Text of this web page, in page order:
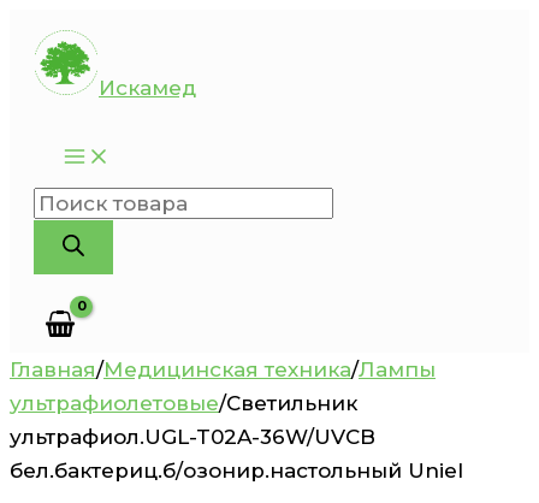
Перейти
содержимому
Искамед
Поиск
товаров
Главная/Медицинская техника/Лампы
ультрафиолетовые/Светильник
ультрафиол.UGL-T02A-36W/UVCB
бел.бактериц.б/озонир.настольный Uniel